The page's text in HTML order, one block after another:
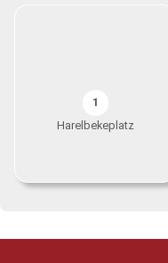
1
Harelbekeplatz